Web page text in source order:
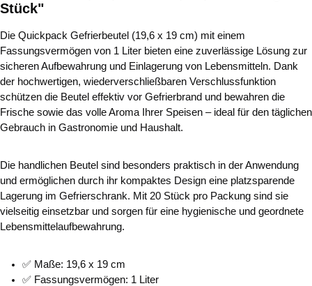
Stück"
Die Quickpack Gefrierbeutel (19,6 x 19 cm) mit einem
Fassungsvermögen von 1 Liter bieten eine zuverlässige Lösung zur
sicheren Aufbewahrung und Einlagerung von Lebensmitteln. Dank
der hochwertigen, wiederverschließbaren Verschlussfunktion
schützen die Beutel effektiv vor Gefrierbrand und bewahren die
Frische sowie das volle Aroma Ihrer Speisen – ideal für den täglichen
Gebrauch in Gastronomie und Haushalt.
Die handlichen Beutel sind besonders praktisch in der Anwendung
und ermöglichen durch ihr kompaktes Design eine platzsparende
Lagerung im Gefrierschrank. Mit 20 Stück pro Packung sind sie
vielseitig einsetzbar und sorgen für eine hygienische und geordnete
Lebensmittelaufbewahrung.
✅ Maße: 19,6 x 19 cm
✅ Fassungsvermögen: 1 Liter